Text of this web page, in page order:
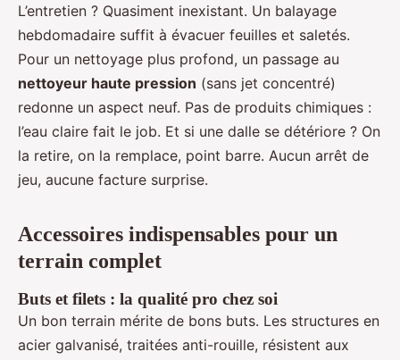
L’entretien ? Quasiment inexistant. Un balayage
hebdomadaire suffit à évacuer feuilles et saletés.
Pour un nettoyage plus profond, un passage au
nettoyeur haute pression (sans jet concentré)
redonne un aspect neuf. Pas de produits chimiques :
l’eau claire fait le job. Et si une dalle se détériore ? On
la retire, on la remplace, point barre. Aucun arrêt de
jeu, aucune facture surprise.
Accessoires indispensables pour un
terrain complet
Buts et filets : la qualité pro chez soi
Un bon terrain mérite de bons buts. Les structures en
acier galvanisé, traitées anti-rouille, résistent aux